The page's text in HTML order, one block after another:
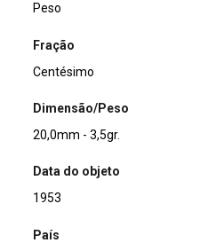
Peso
Fração
Centésimo
Dimensão/Peso
20,0mm - 3,5gr.
Data do objeto
1953
País